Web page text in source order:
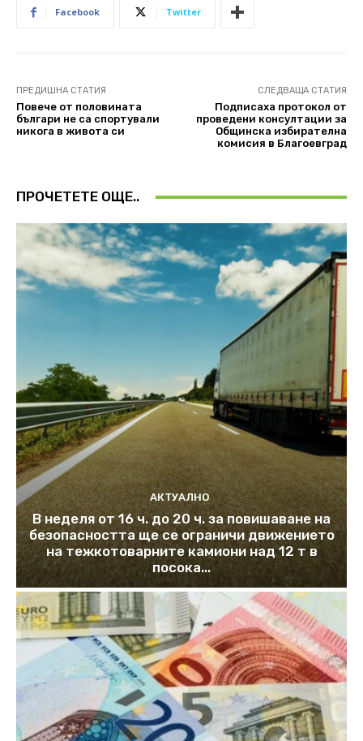
Facebook Twitter
ПРЕДИШНА СТАТИЯ
Повече от половината
българи не са спортували
никога в живота си
СЛЕДВАЩА СТАТИЯ
Подписаха протокол от
проведени консултации за
Общинска избирателна
комисия в Благоевград
ПРОЧЕТЕТЕ ОЩЕ..
АКТУАЛНО
В неделя от 16 ч. до 20 ч. за повишаване на
безопасността ще се ограничи движението
на тежкотоварните камиони над 12 т в
посока...